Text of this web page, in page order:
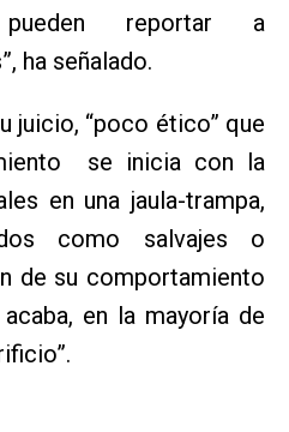
reportar a
ha señalado.
juicio, “poco ético” que
se inicia con la
en una jaula-trampa,
como salvajes o
de su comportamiento
en la mayoría de